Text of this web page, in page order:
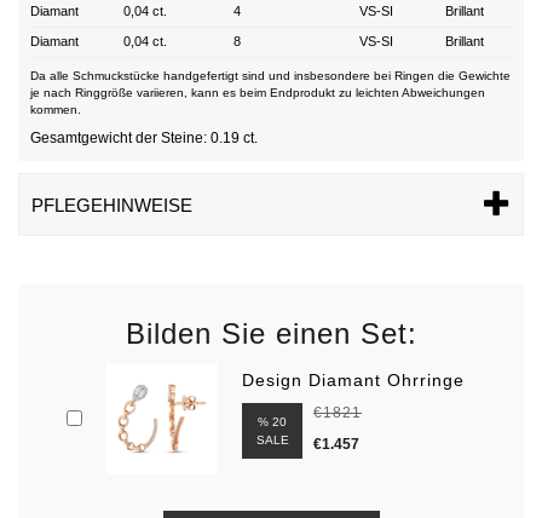
Diamant 0,04 ct. 4 VS-SI Brillant
Diamant 0,04 ct. 8 VS-SI Brillant
Da alle Schmuckstücke handgefertigt sind und insbesondere bei Ringen die Gewichte
je nach Ringgröße variieren, kann es beim Endprodukt zu leichten Abweichungen
kommen.
Gesamtgewicht der Steine: 0.19 ct.
PFLEGEHINWEISE
Bilden Sie einen Set:
Design Diamant Ohrringe
% 20
SALE
€1821
€1.457